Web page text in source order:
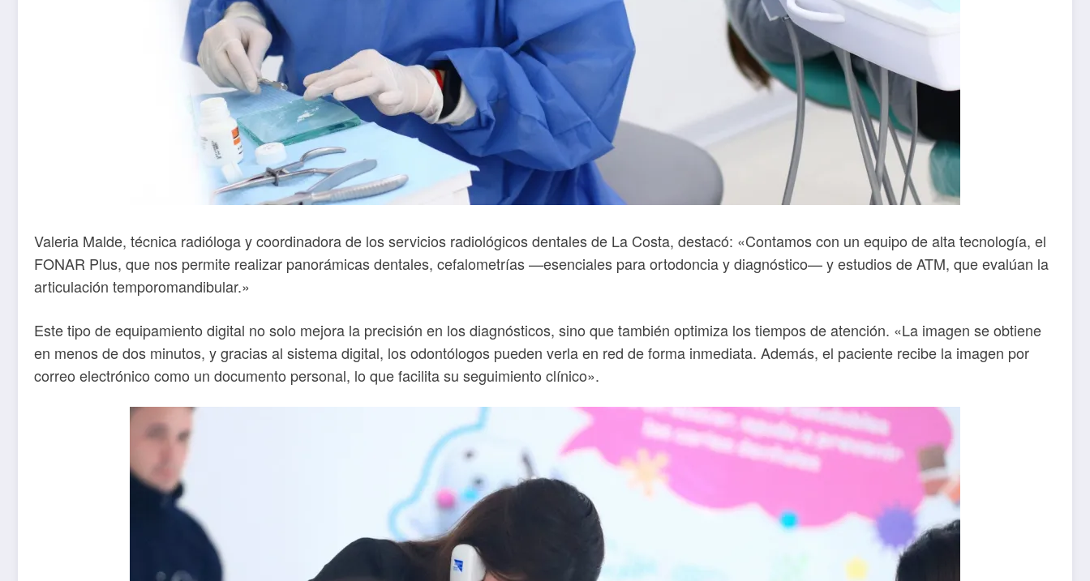
Valeria Malde, técnica radióloga y coordinadora de los servicios radiológicos dentales de La Costa, destacó: «Contamos con un equipo de alta tecnología, el
FONAR Plus, que nos permite realizar panorámicas dentales, cefalometrías —esenciales para ortodoncia y diagnóstico— y estudios de ATM, que evalúan la
articulación temporomandibular.»
Este tipo de equipamiento digital no solo mejora la precisión en los diagnósticos, sino que también optimiza los tiempos de atención. «La imagen se obtiene
en menos de dos minutos, y gracias al sistema digital, los odontólogos pueden verla en red de forma inmediata. Además, el paciente recibe la imagen por
correo electrónico como un documento personal, lo que facilita su seguimiento clínico».